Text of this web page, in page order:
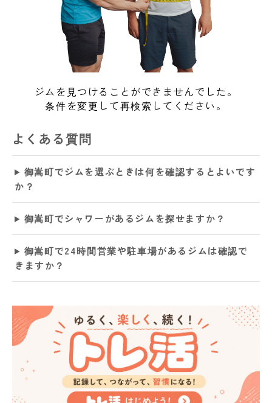
ジムを見つけることができませんでした。
条件を変更して再検索してください。
よくある質問
御嵩町でジムを選ぶときは何を確認するとよいです
か？
御嵩町でシャワーがあるジムを探せますか？
御嵩町で24時間営業や駐車場があるジムは確認で
きますか？